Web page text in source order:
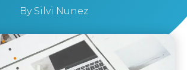
BySilvi Nunez